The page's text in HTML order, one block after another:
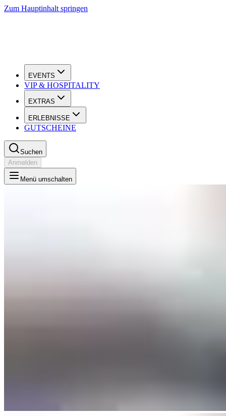
Zum Hauptinhalt springen
EVENTS
VIP & HOSPITALITY
EXTRAS
ERLEBNISSE
GUTSCHEINE
Suchen
Anmelden
Menü umschalten